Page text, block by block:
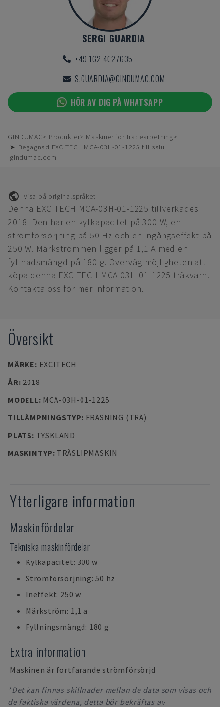
SERGI GUARDIA
+49 162 4027635
S.GUARDIA@GINDUMAC.COM
HÖR AV DIG PÅ WHATSAPP
GINDUMAC Produkter
Maskiner för träbearbetning
➤ Begagnad EXCITECH MCA-03H-01-1225 till salu |
gindumac.com
Visa på originalspråket
Denna EXCITECH MCA-03H-01-1225 tillverkades
2018. Den har en kylkapacitet på 300 W, en
strömförsörjning på 50 Hz och en ingångseffekt på
250 W. Märkströmmen ligger på 1,1 A med en
fyllnadsmängd på 180 g. Överväg möjligheten att
köpa denna EXCITECH MCA-03H-01-1225 träkvarn.
Kontakta oss för mer information.
Översikt
MÄRKE: EXCITECH
ÅR: 2018
MODELL: MCA-03H-01-1225
TILLÄMPNINGSTYP: FRÄSNING (TRÄ)
PLATS: TYSKLAND
MASKINTYP: TRÄSLIPMASKIN
Ytterligare information
Maskinfördelar
Tekniska maskinfördelar
Kylkapacitet: 300 w
Strömförsörjning: 50 hz
Ineffekt: 250 w
Märkström: 1,1 a
Fyllningsmängd: 180 g
Extra information
Maskinen är fortfarande strömförsörjd
*Det kan finnas skillnader mellan de data som visas och
de faktiska värdena, detta bör bekräftas av